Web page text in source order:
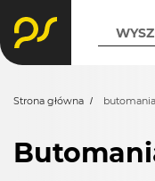
Strona główna